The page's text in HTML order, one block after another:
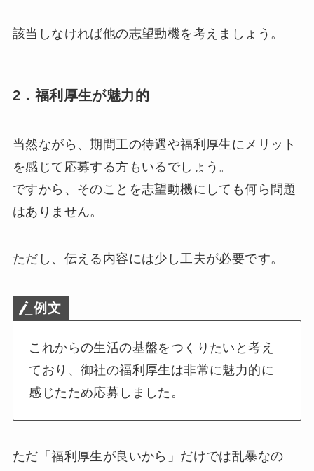
該当しなければ他の志望動機を考えましょう。
2．福利厚生が魅力的
当然ながら、期間工の待遇や福利厚生にメリット
を感じて応募する方もいるでしょう。
ですから、そのことを志望動機にしても何ら問題
はありません。
ただし、伝える内容には少し工夫が必要です。
例文
これからの生活の基盤をつくりたいと考え
ており、御社の福利厚生は非常に魅力的に
感じたため応募しました。
ただ「福利厚生が良いから」だけでは乱暴なの